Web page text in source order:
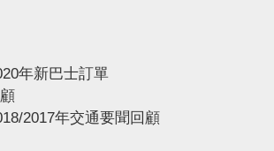
年新巴士訂單
2017年交通要聞回顧